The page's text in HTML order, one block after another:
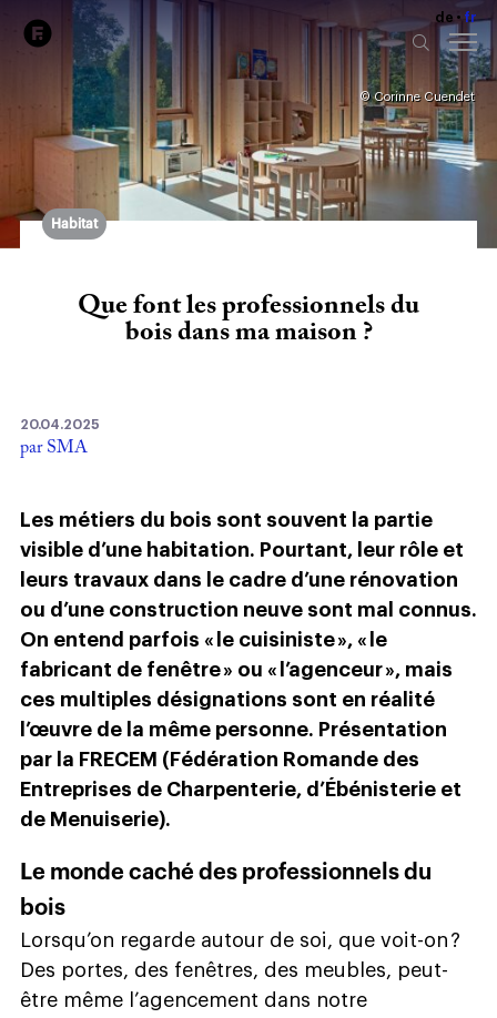
de fr
© Corinne Cuendet
Habitat
Que font les professionnels du
bois dans ma maison ?
20.04.2025
par SMA
Les métiers du bois sont souvent la partie
visible d’une habitation. Pourtant, leur rôle et
leurs travaux dans le cadre d’une rénovation
ou d’une construction neuve sont mal connus.
On entend parfois « le cuisiniste », « le
fabricant de fenêtre » ou « l’agenceur », mais
ces multiples désignations sont en réalité
l’œuvre de la même personne. Présentation
par la FRECEM (Fédération Romande des
Entreprises de Charpenterie, d’Ébénisterie et
de Menuiserie).
Le monde caché des professionnels du
bois
Lorsqu’on regarde autour de soi, que voit-on ?
Des portes, des fenêtres, des meubles, peut-
être même l’agencement dans notre